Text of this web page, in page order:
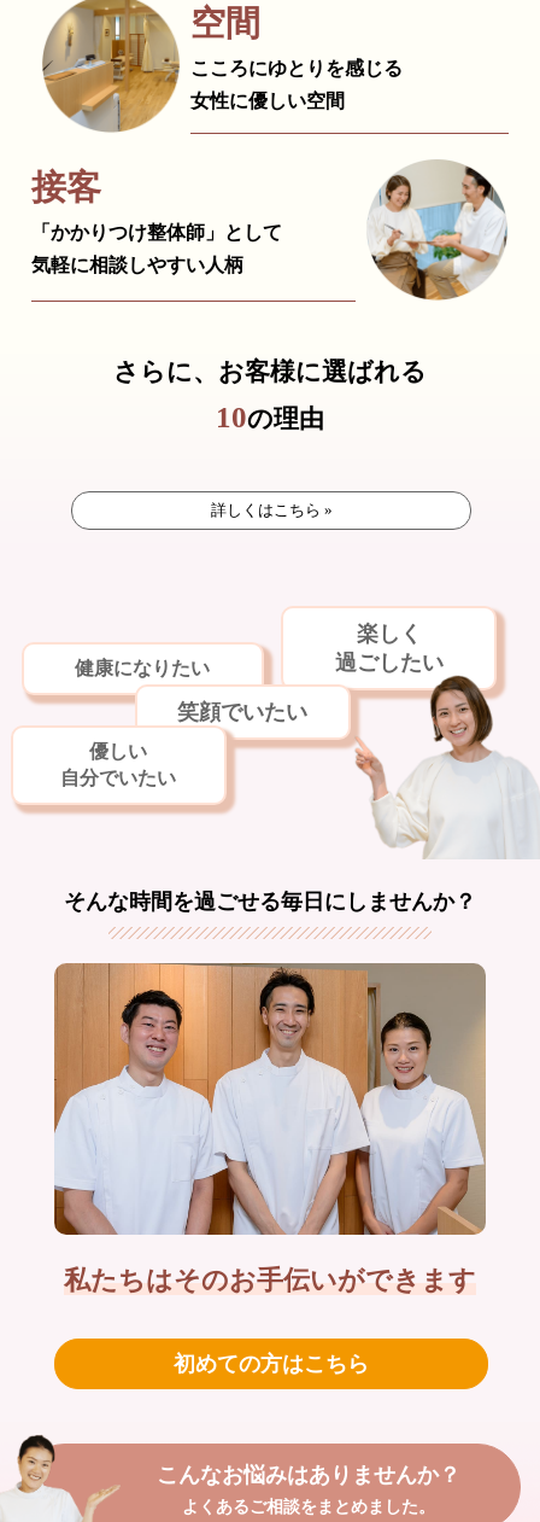
空間
こころにゆとりを感じる
女性に優しい空間
接客
「かかりつけ整体師」として
気軽に相談しやすい人柄
さらに、お客様に選ばれる
10の理由
詳しくはこちら »
健康になりたい
楽しく
過ごしたい
笑顔でいたい
優しい
自分でいたい
そんな時間を過ごせる毎日にしませんか？
私たちはそのお手伝いができます
初めての方はこちら
こんなお悩みはありませんか？
よくあるご相談をまとめました。